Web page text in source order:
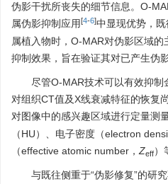
伪影干扰所丧失的细节信息。O-
属伪影抑制应用[4-6]中显现优势，
属植入物时，O-MAR对伪影区域
抑制效果，旨在验证其对已产生伪影
尽管O-MAR技术可以有效抑
对组织CT值及X线衰减特征的恢复
对图像中的感兴趣区域进行定量测
（HU）、电子密度（electron
（effective atomic number， Zeff）
与既往侧重于“伪影修复”的研